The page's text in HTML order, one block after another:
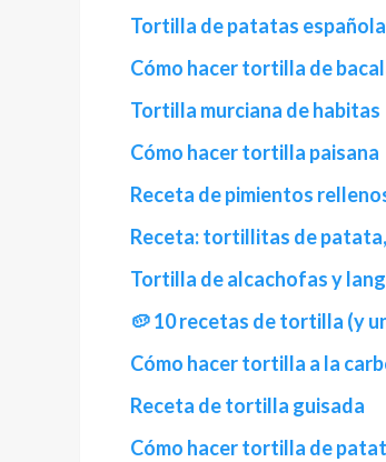
Tortilla de patatas
Cómo hacer tortilla de
Tortilla murciana de habitas
Cómo hacer tortilla paisana
Receta de pimientos
Receta: tortillitas de
Tortilla de alcachofas y
🥔 10 recetas de tortilla (y
Cómo hacer tortilla a la
Receta de tortilla guisada
Cómo hacer tortilla de